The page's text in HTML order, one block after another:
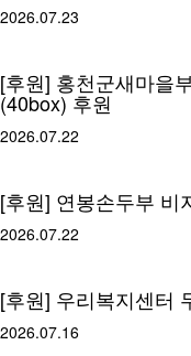
2026.07.23
[후원] 홍천군새마을
(40box) 후원
2026.07.22
[후원] 연봉손두부 비
2026.07.22
[후원] 우리복지센터
2026.07.16